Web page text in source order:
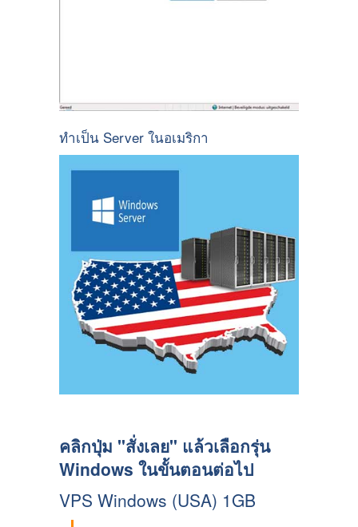
ทำเป็น Server ในอเมริกา
คลิกปุ่ม "สั่งเลย" แล้วเลือกรุ่น
Windows ในขั้นตอนต่อไป
VPS Windows (USA) 1GB